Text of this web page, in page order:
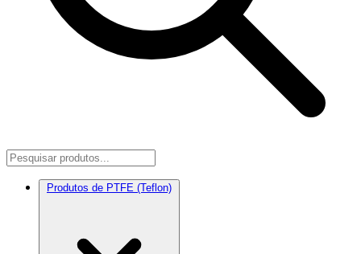
Produtos de PTFE (Teflon)